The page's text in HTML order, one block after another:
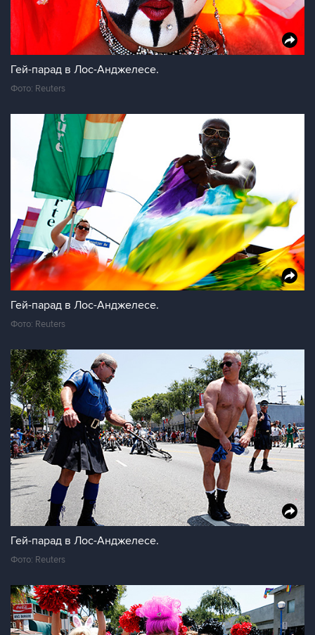
Гей-парад в Лос-Анджелесе.
Фото: Reuters
Гей-парад в Лос-Анджелесе.
Фото: Reuters
Гей-парад в Лос-Анджелесе.
Фото: Reuters